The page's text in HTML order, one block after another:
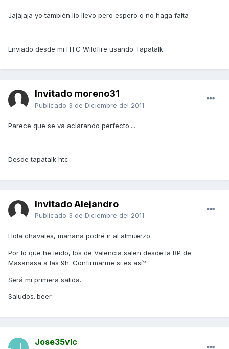
Jajajaja yo también lío llevo pero espero q no haga falta
Enviado desde mi HTC Wildfire usando Tapatalk
Invitado moreno31
Publicado 3 de Diciembre del 2011
Parece que se va aclarando perfecto....
Desde tapatalk htc
Invitado Alejandro
Publicado 3 de Diciembre del 2011
Hola chavales, mañana podré ir al almuerzo.
Por lo que he leido, los de Valencia salen desde la BP de
Masanasa a las 9h. Confirmarme si es así?
Será mi primera salida.
Saludos.:beer
Jose35vlc